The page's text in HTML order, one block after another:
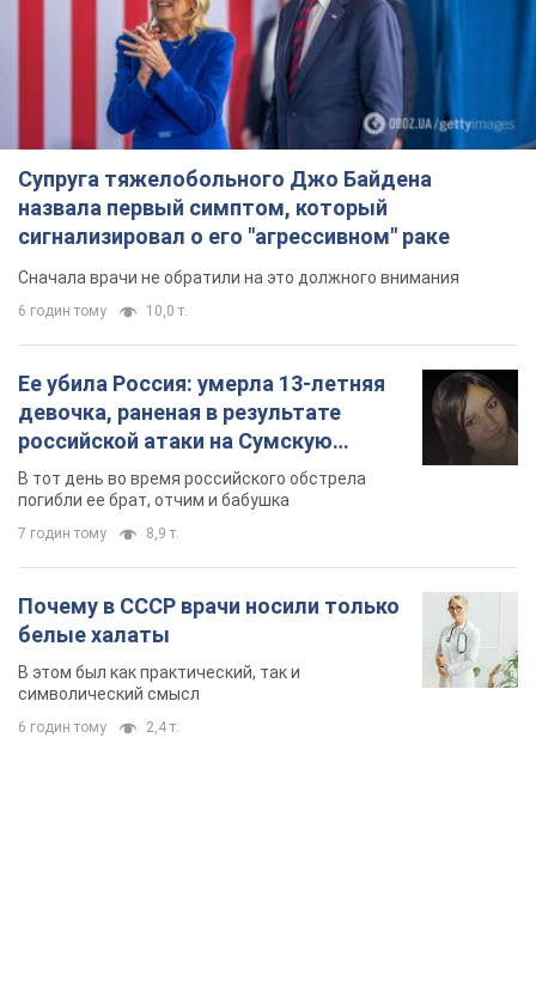
Супруга тяжелобольного Джо Байдена
назвала первый симптом, который
сигнализировал о его "агрессивном" раке
Сначала врачи не обратили на это должного внимания
6 годин тому 10,0 т.
Ее убила Россия: умерла 13-летняя
девочка, раненая в результате
российской атаки на Сумскую
область. Фото
В тот день во время российского обстрела
погибли ее брат, отчим и бабушка
7 годин тому 8,9 т.
Почему в СССР врачи носили только
белые халаты
В этом был как практический, так и
символический смысл
6 годин тому 2,4 т.